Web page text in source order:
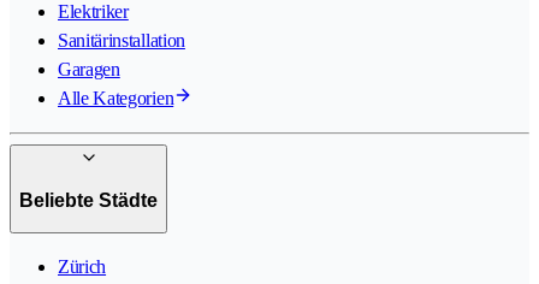
Elektriker
Sanitärinstallation
Garagen
Alle Kategorien
Beliebte Städte
Zürich